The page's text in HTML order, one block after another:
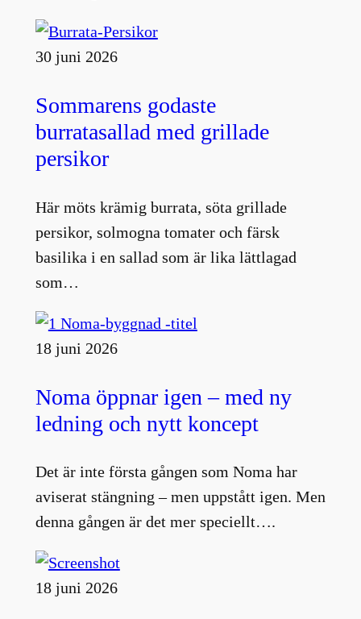
30 juni 2026
Sommarens godaste
burratasallad med grillade
persikor
Här möts krämig burrata, söta grillade
persikor, solmogna tomater och färsk
basilika i en sallad som är lika lättlagad
som…
18 juni 2026
Noma öppnar igen – med ny
ledning och nytt koncept
Det är inte första gången som Noma har
aviserat stängning – men uppstått igen. Men
denna gången är det mer speciellt….
18 juni 2026